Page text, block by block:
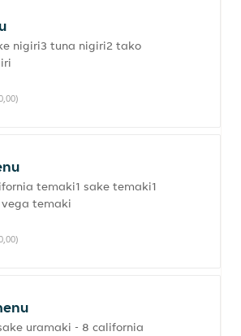
nigiri3 tuna nigiri2 tako
temaki1 sake temaki1
temaki
uramaki - 8 california